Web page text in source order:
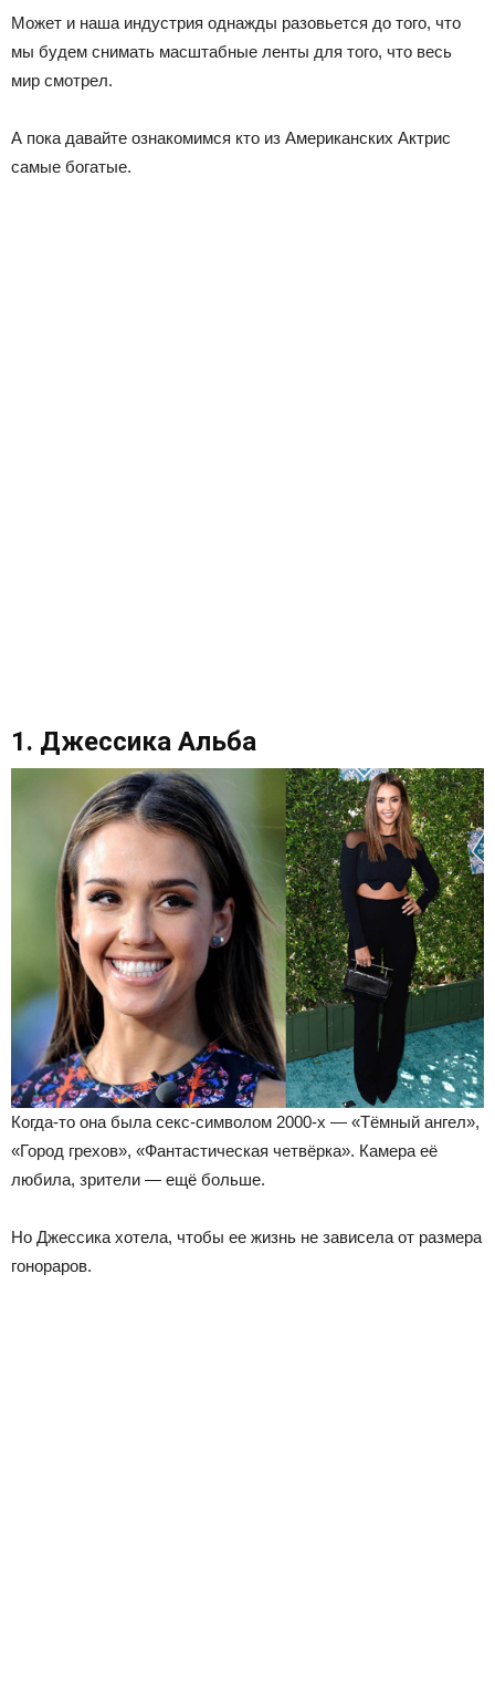
Может и наша индустрия однажды разовьется до того, что
мы будем снимать масштабные ленты для того, что весь
мир смотрел.
А пока давайте ознакомимся кто из Американских Актрис
самые богатые.
1. Джессика Альба
Когда-то она была секс-символом 2000-х — «Тёмный ангел»,
«Город грехов», «Фантастическая четвёрка». Камера её
любила, зрители — ещё больше.
Но Джессика хотела, чтобы ее жизнь не зависела от размера
гонораров.